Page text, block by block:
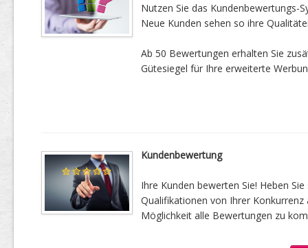
Nutzen Sie das Kundenbewertungs-
Neue Kunden sehen so ihre
Ab 50 Bewertungen erhalten Sie
Gütesiegel für Ihre erweiterte
Kundenbewertung
Ihre Kunden bewerten Sie! Heben
Qualifikationen von Ihrer Konkurrenz
Möglichkeit alle Bewertungen zu